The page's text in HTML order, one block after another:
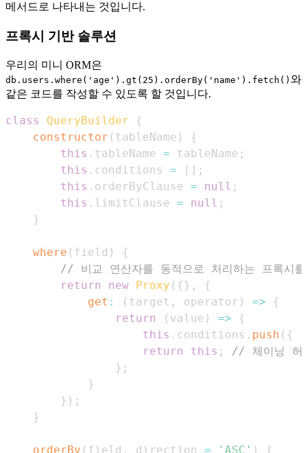
메서드로 나타내는 것입니다.
프록시 기반 솔루션
우리의 미니 ORM은
db.users.where('age').gt(25).orderBy('name').fetch() 와
같은 코드를 작성할 수 있도록 할 것입니다.
class QueryBuilder
{
constructor ( tableName )
{
this . tableName = tableName ;
this . conditions = [ ] ;
this . orderByClause = null ;
this . limitClause = null ;
}
where ( field )
{
// 비교 연산자를 동적으로 처리하는 프록시
return
new Proxy ( { } ,
{
get : ( target , operator ) =>
{
return
( value ) =>
{
this . conditions . push ( {
return
this ;
// 체이닝 허
} ;
}
} ) ;
}
orderBy ( field , direction = 'ASC' ) {